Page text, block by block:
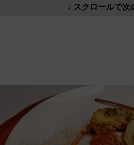
↓ スクロールで次